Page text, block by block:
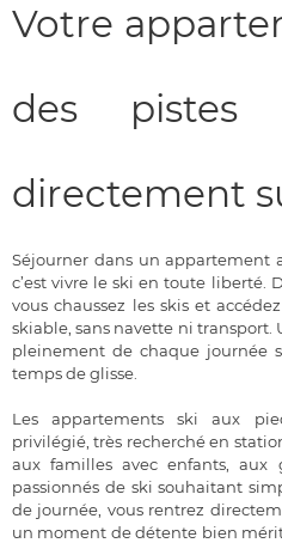
Votre
des pistes
directement
Séjourner dans un appartement
c’est vivre le ski en toute liberté.
vous chaussez les skis et
skiable, sans navette ni
pleinement de chaque journée
temps de glisse.
Les appartements ski aux
privilégié, très recherché en
aux familles avec enfants, aux
passionnés de ski souhaitant
de journée, vous rentrez
un moment de détente bien